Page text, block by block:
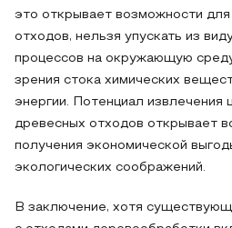
это открывает возможности
отходов, нельзя упускать из
процессов на окружающую
зрения стока химических
энергии. Потенциал извлечения
древесных отходов открывает
получения экономической
экологических соображений.
В заключение, хотя